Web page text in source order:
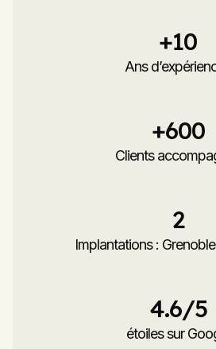
Ans
+10
Clients
+600
Implantations :
2
étoiles sur
4.6/5